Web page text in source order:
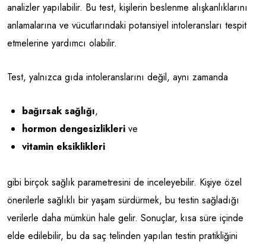
analizler yapılabilir. Bu test, kişilerin beslenme alışkanlıklarını
anlamalarına ve vücutlarındaki potansiyel intoleransları tespit
etmelerine yardımcı olabilir.
Test, yalnızca gıda intoleranslarını değil, aynı zamanda
bağırsak sağlığı,
hormon dengesizlikleri ve
vitamin eksiklikleri
gibi birçok sağlık parametresini de inceleyebilir. Kişiye özel
önerilerle sağlıklı bir yaşam sürdürmek, bu testin sağladığı
verilerle daha mümkün hale gelir. Sonuçlar, kısa süre içinde
elde edilebilir, bu da saç telinden yapılan testin pratikliğini